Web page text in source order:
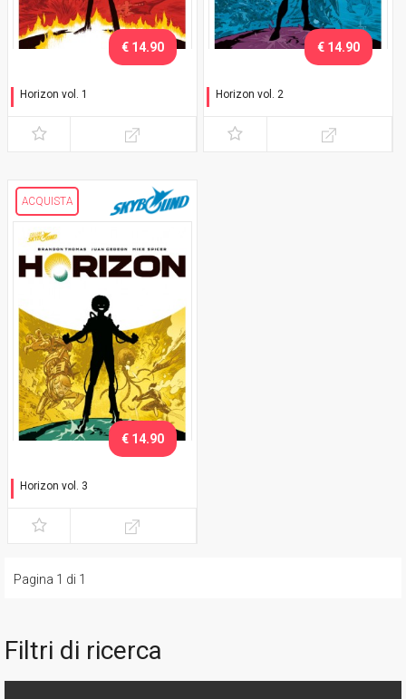
Horizon vol. 1
€ 14.90
Horizon vol. 2
€ 14.90
ACQUISTA
Horizon vol. 3
€ 14.90
Pagina 1 di 1
Filtri di ricerca